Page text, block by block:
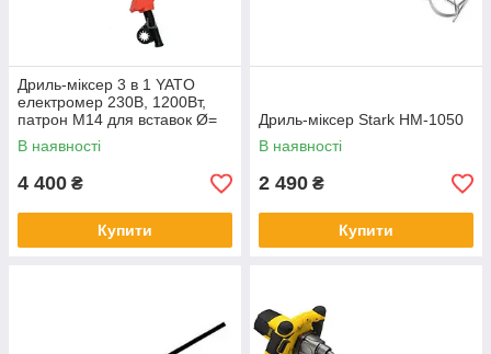
Дриль-міксер 3 в 1 YATO
електромер 230В, 1200Вт,
патрон М14 для вставок Ø=
3-16 мм, мішалка Ø≤ 130мм
В наявності
4 400 ₴
Купити
Дриль-міксер Stark HM-1050
В наявності
2 490 ₴
Купити